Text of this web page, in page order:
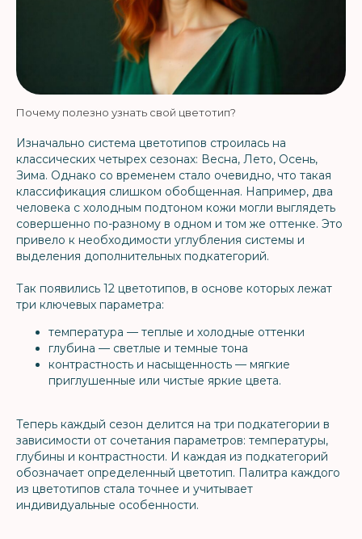
Почему полезно узнать свой цветотип?
Изначально система цветотипов строилась на
классических четырех сезонах: Весна, Лето, Осень,
Зима. Однако со временем стало очевидно, что такая
классификация слишком обобщенная. Например, два
человека с холодным подтоном кожи могли выглядеть
совершенно по-разному в одном и том же оттенке. Это
привело к необходимости углубления системы и
выделения дополнительных подкатегорий.
Так появились 12 цветотипов, в основе которых лежат
три ключевых параметра:
температура — теплые и холодные оттенки
глубина — светлые и темные тона
контрастность и насыщенность — мягкие
приглушенные или чистые яркие цвета.
Теперь каждый сезон делится на три подкатегории в
зависимости от сочетания параметров: температуры,
глубины и контрастности. И каждая из подкатегорий
обозначает определенный цветотип. Палитра каждого
из цветотипов стала точнее и учитывает
индивидуальные особенности.